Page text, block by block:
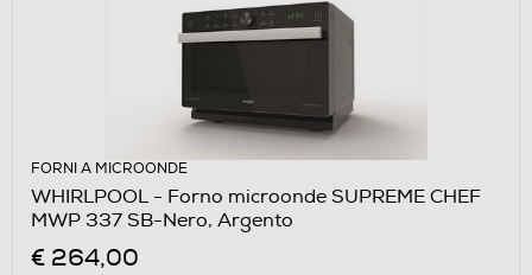
FORNI A MICROONDE
WHIRLPOOL - Forno microonde SUPREME CHEF
MWP 337 SB-Nero, Argento
€ 264,00